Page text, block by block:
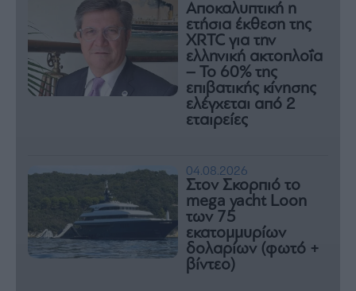
Αποκαλυπτική η
ετήσια έκθεση της
XRTC για την
ελληνική ακτοπλοΐα
– Το 60% της
επιβατικής κίνησης
ελέγχεται από 2
εταιρείες
04.08.2026
Στον Σκορπιό το
mega yacht Loon
των 75
εκατομμυρίων
δολαρίων (φωτό +
βίντεο)